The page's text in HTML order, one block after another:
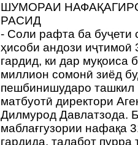
ШУМОРАИ
РАСИД
- Соли рафта ба буҷети
ҳисоби андози
гардид, ки дар муқоиса
миллион сомонӣ зиёд
пешбинишударо ташкил
матбуотӣ директори
Дилмурод Давлатзода.
маблағгузории нафақа
гардида, талабот